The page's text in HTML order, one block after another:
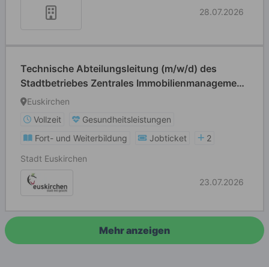
28.07.2026
Technische Abteilungsleitung (m/w/d) des
Stadtbetriebes Zentrales Immobilienmanagement
(zugleich stellvertretende Betriebsleitung)
Euskirchen
Vollzeit
Gesundheitsleistungen
Fort- und Weiterbildung
Jobticket
2
Stadt Euskirchen
23.07.2026
Mehr anzeigen